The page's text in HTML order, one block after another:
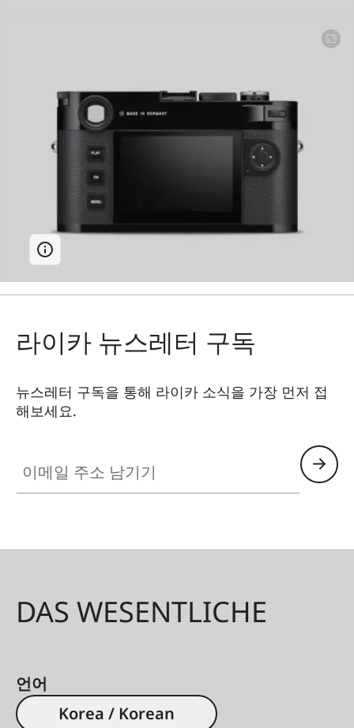
라이카 뉴스레터 구독
뉴스레터 구독을 통해 라이카 소식을 가장 먼저 접
해보세요.
DAS WESENTLICHE
언어
Korea / Korean